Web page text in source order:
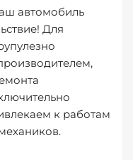
автомобиль
Для
к работам